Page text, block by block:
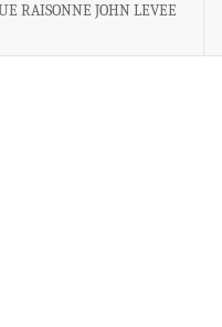
RAISONNE JOHN LEVEE